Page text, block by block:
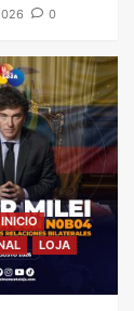
0
INICIO
LOJA